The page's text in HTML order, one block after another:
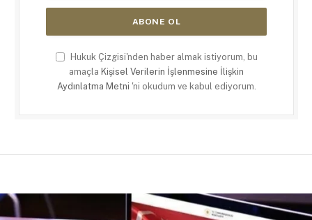
Hukuk Çizgisi'nden haber almak istiyorum, bu
amaçla Kişisel Verilerin İşlenmesine İlişkin
Aydınlatma Metni 'ni okudum ve kabul ediyorum.